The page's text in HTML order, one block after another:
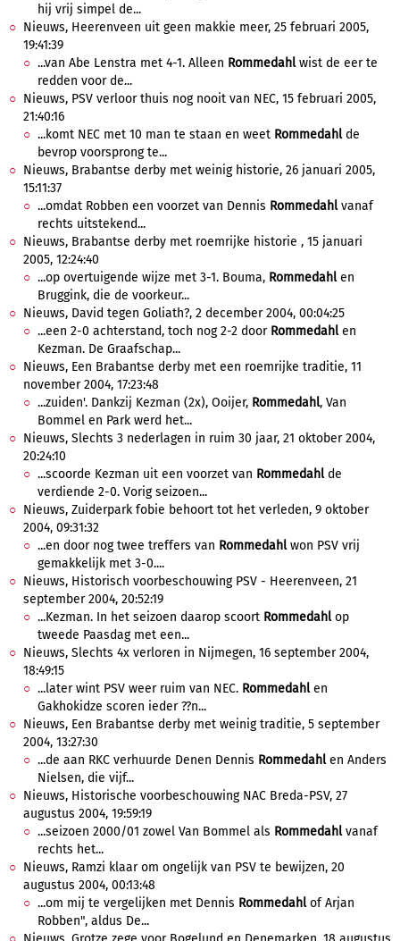
hij vrij simpel de...
Nieuws, Heerenveen uit geen makkie meer, 25 februari 2005,
19:41:39
...van Abe Lenstra met 4-1. Alleen Rommedahlwist de eer te
redden voor de...
Nieuws, PSV verloor thuis nog nooit van NEC, 15 februari 2005,
21:40:16
...komt NEC met 10 man te staan en weet Rommedahlde
bevrop voorsprong te...
Nieuws, Brabantse derby met weinig historie, 26 januari 2005,
15:11:37
...omdat Robben een voorzet van Dennis Rommedahlvanaf
rechts uitstekend...
Nieuws, Brabantse derby met roemrijke historie , 15 januari
2005, 12:24:40
...op overtuigende wijze met 3-1. Bouma, Rommedahlen
Bruggink, die de voorkeur...
Nieuws, David tegen Goliath?, 2 december 2004, 00:04:25
...een 2-0 achterstand, toch nog 2-2 door Rommedahlen
Kezman. De Graafschap...
Nieuws, Een Brabantse derby met een roemrijke traditie, 11
november 2004, 17:23:48
...zuiden'. Dankzij Kezman (2x), Ooijer, Rommedahl, Van
Bommel en Park werd het...
Nieuws, Slechts 3 nederlagen in ruim 30 jaar, 21 oktober 2004,
20:24:10
...scoorde Kezman uit een voorzet van Rommedahlde
verdiende 2-0. Vorig seizoen...
Nieuws, Zuiderpark fobie behoort tot het verleden, 9 oktober
2004, 09:31:32
...en door nog twee treffers van Rommedahlwon PSV vrij
gemakkelijk met 3-0....
Nieuws, Historisch voorbeschouwing PSV - Heerenveen, 21
september 2004, 20:52:19
...Kezman. In het seizoen daarop scoort Rommedahlop
tweede Paasdag met een...
Nieuws, Slechts 4x verloren in Nijmegen, 16 september 2004,
18:49:15
...later wint PSV weer ruim van NEC. Rommedahlen
Gakhokidze scoren ieder ??n...
Nieuws, Een Brabantse derby met weinig traditie, 5 september
2004, 13:27:30
...de aan RKC verhuurde Denen Dennis Rommedahlen Anders
Nielsen, die vijf...
Nieuws, Historische voorbeschouwing NAC Breda-PSV, 27
augustus 2004, 19:59:19
...seizoen 2000/01 zowel Van Bommel als Rommedahlvanaf
rechts het...
Nieuws, Ramzi klaar om ongelijk van PSV te bewijzen, 20
augustus 2004, 00:13:48
...om mij te vergelijken met Dennis Rommedahlof Arjan
Robben", aldus De...